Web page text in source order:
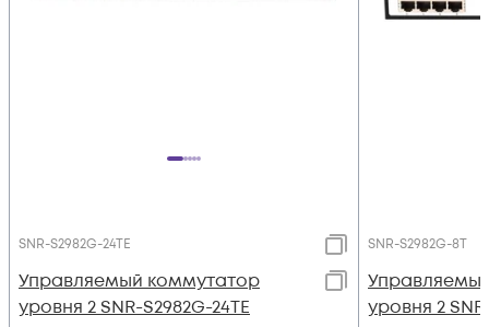
SNR-S2982G-24TE
Управляемый коммутатор
уровня 2 SNR-S2982G-24TE
SNR-S2982G-8T
уровня 2